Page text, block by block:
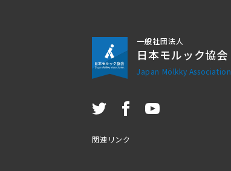
一般社団法人
日本モルック協会
Japan Mölkky Association
関連リンク